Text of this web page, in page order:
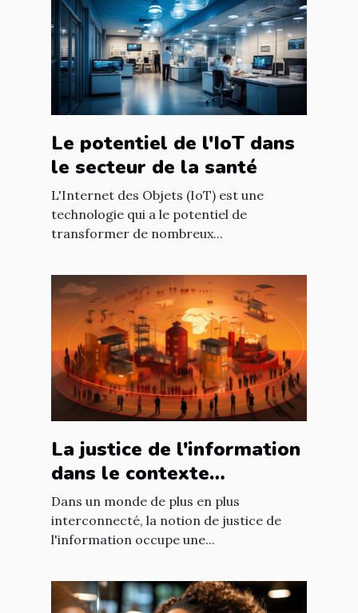
Le potentiel de l'IoT dans
le secteur de la santé
L'Internet des Objets (IoT) est une
technologie qui a le potentiel de
transformer de nombreux...
La justice de l'information
dans le contexte
international : enjeux et
défis
Dans un monde de plus en plus
interconnecté, la notion de justice de
l'information occupe une...